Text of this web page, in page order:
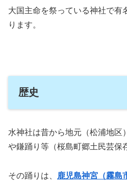
大国主命を祭っている神社で有
ります。
歴史
水神社は昔から地元（松浦地区
や鎌踊り等（桜島町郷土民芸保
その踊りは、 鹿児島神宮（霧島